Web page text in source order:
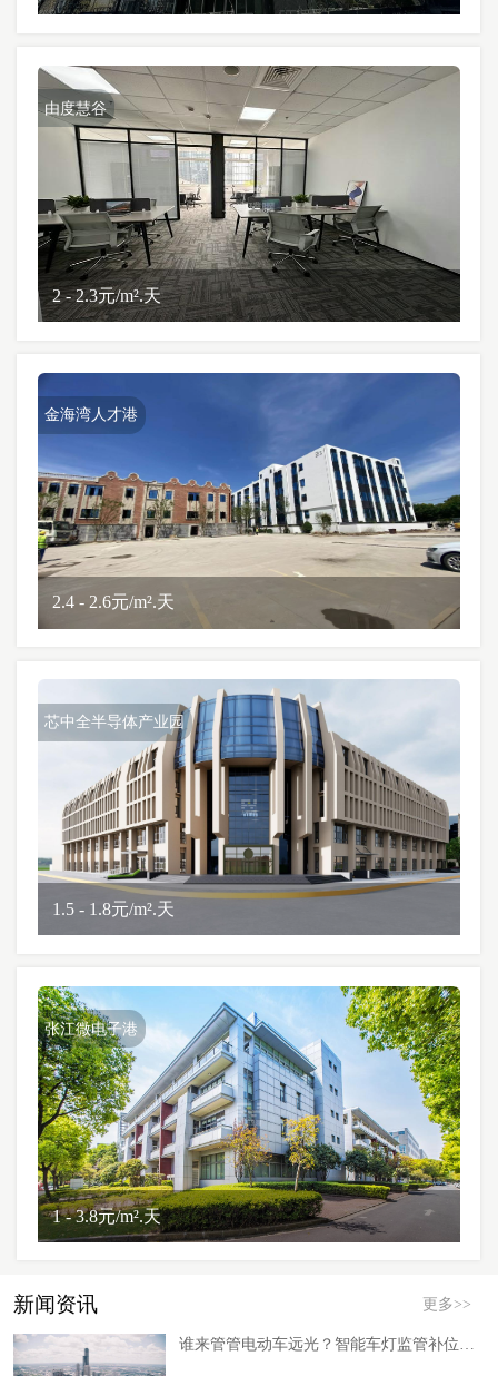
由度慧谷
2 - 2.3元/m².天
金海湾人才港
2.4 - 2.6元/m².天
芯中全半导体产业园
1.5 - 1.8元/m².天
张江微电子港
1 - 3.8元/m².天
新闻资讯 更多>>